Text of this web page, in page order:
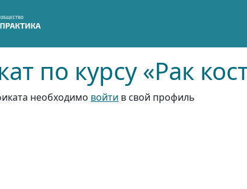
по курсу «Рак
необходимо войти в свой профиль